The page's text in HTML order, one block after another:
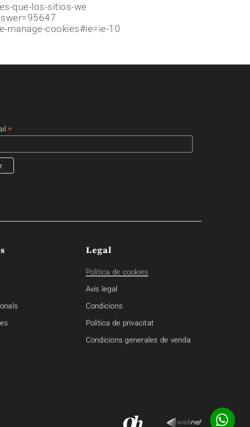
que-los-sitios-we
cookies#ie=ie-10
*
Legal
Política de cookies
Avís legal
Condicions
Política de privacitat
Condicions generales de venda